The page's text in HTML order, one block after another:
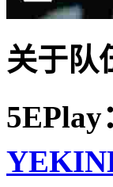
关于队
5EPlay